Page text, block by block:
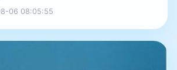
06 08:05:55